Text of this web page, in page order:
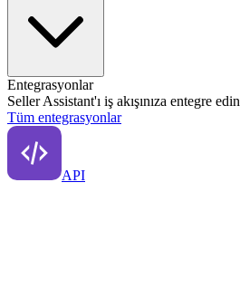
Entegrasyonlar
Seller Assistant'ı iş akışınıza entegre edin
Tüm entegrasyonlar
API